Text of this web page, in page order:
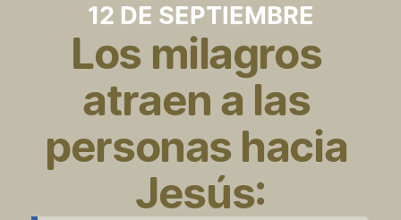
12 DE SEPTIEMBRE
Los milagros
atraen a las
personas hacia
Jesús: